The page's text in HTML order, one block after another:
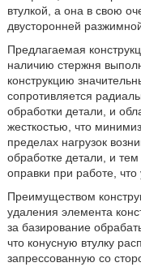
втулкой, а она в свою
двусторонней
Предлагаемая
наличию стержня
конструкцию
сопротивляется
обработки детали, и
жесткостью, что
пределах нагрузок
обработке детали, и
оправки при работе, что
Преимуществом
удаления элемента
за базирование
что конусную втулку
запрессованную со